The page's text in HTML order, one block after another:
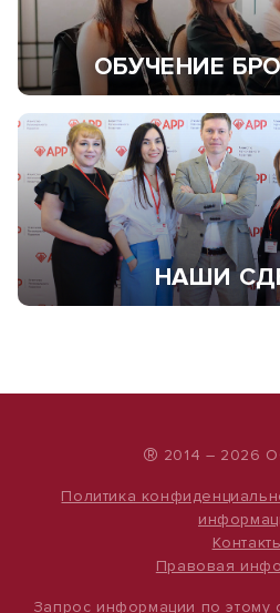
ОБУЧЕНИЕ
НАШИ
® 2014 – 2026
Политика
Правовая
Запрос информации по этому